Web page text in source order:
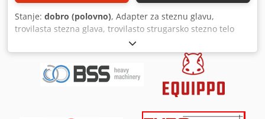
Stanje: dobro (polovno), Adapter za steznu glavu,
trovilasta stezna glava, trovilasto strugarsko stezno telo
Cjdpfxob A Szij Ap Herf - Spoljašnji prečnik: Ø 300 mm -
Montažni konus: Ø 139 mm, Camlock veličina 8 - Raspored
rupa: Ø 172x6 mm - Prihvatni navoj: Ø 80x5 mm - Težina: